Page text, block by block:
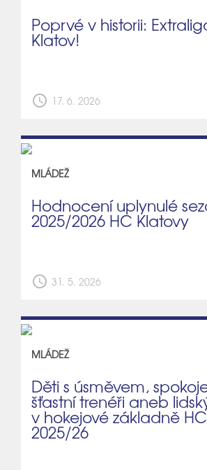
Poprvé v historii:
Klatov!
schedule 17. 6. 2026
MLÁDEŽ
Hodnocení uplynulé
2025/2026 HC Klatovy
schedule 31. 5. 2026
MLÁDEŽ
Děti s úsměvem,
šťastní trenéři aneb
v hokejové základně
2025/26